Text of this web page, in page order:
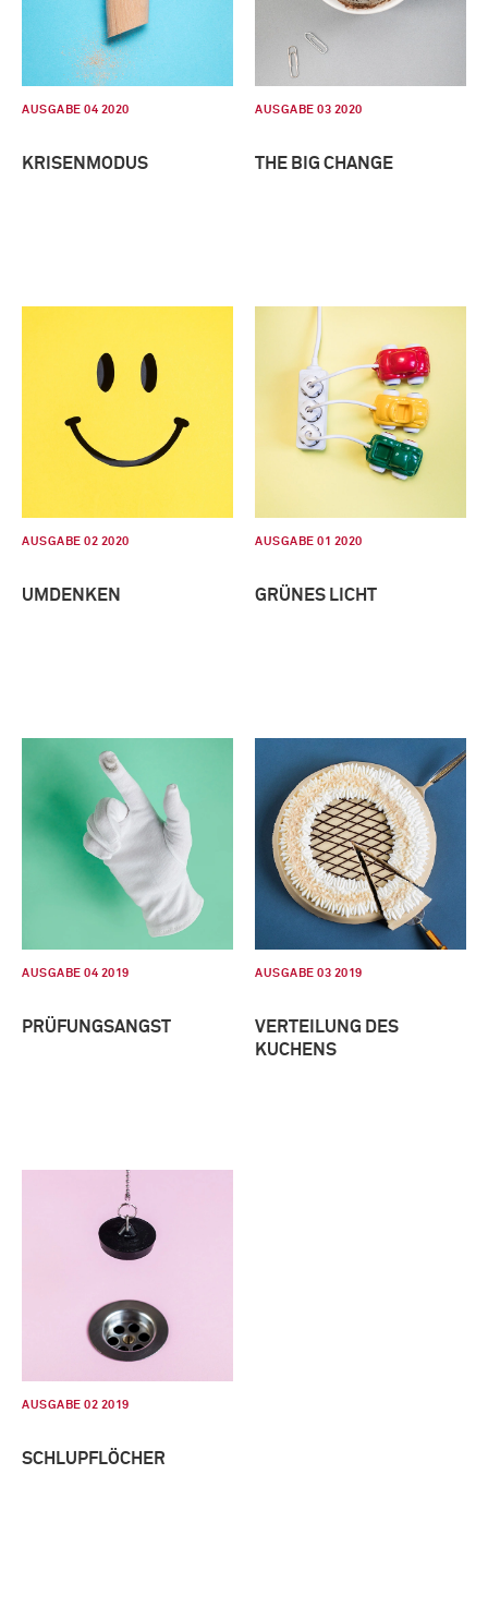
AUSGABE 04 2020
KRISENMODUS
AUSGABE 03 2020
THE BIG CHANGE
AUSGABE 02 2020
UMDENKEN
AUSGABE 01 2020
GRÜNES LICHT
AUSGABE 04 2019
PRÜFUNGSANGST
AUSGABE 03 2019
VERTEILUNG DES
KUCHENS
AUSGABE 02 2019
SCHLUPFLÖCHER